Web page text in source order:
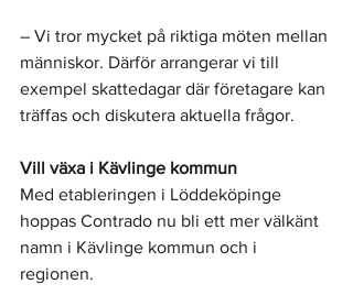
– Vi tror mycket på riktiga möten mellan
människor. Därför arrangerar vi till
exempel skattedagar där företagare kan
träffas och diskutera aktuella frågor.
Vill växa i Kävlinge kommun
Med etableringen i Löddeköpinge
hoppas Contrado nu bli ett mer välkänt
namn i Kävlinge kommun och i
regionen.